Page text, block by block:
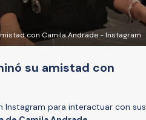
con Camila Andrade - Instagram
su amistad con
para interactuar con sus